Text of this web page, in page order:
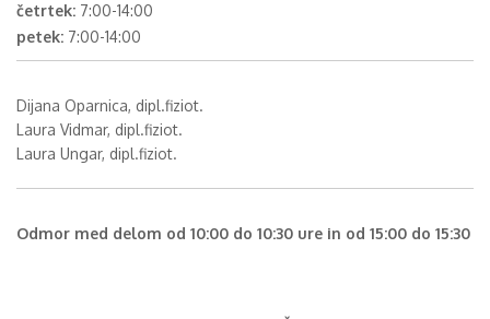
četrtek: 7:00-14:00
petek: 7:00-14:00
Dijana Oparnica, dipl.fiziot.
Laura Vidmar, dipl.fiziot.
Laura Ungar, dipl.fiziot.
Odmor med delom od 10:00 do 10:30 ure in od 15:00 do 15:30